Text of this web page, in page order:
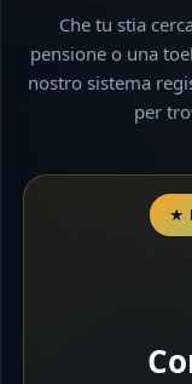
Che tu stia
pensione o una
nostro sistema
per